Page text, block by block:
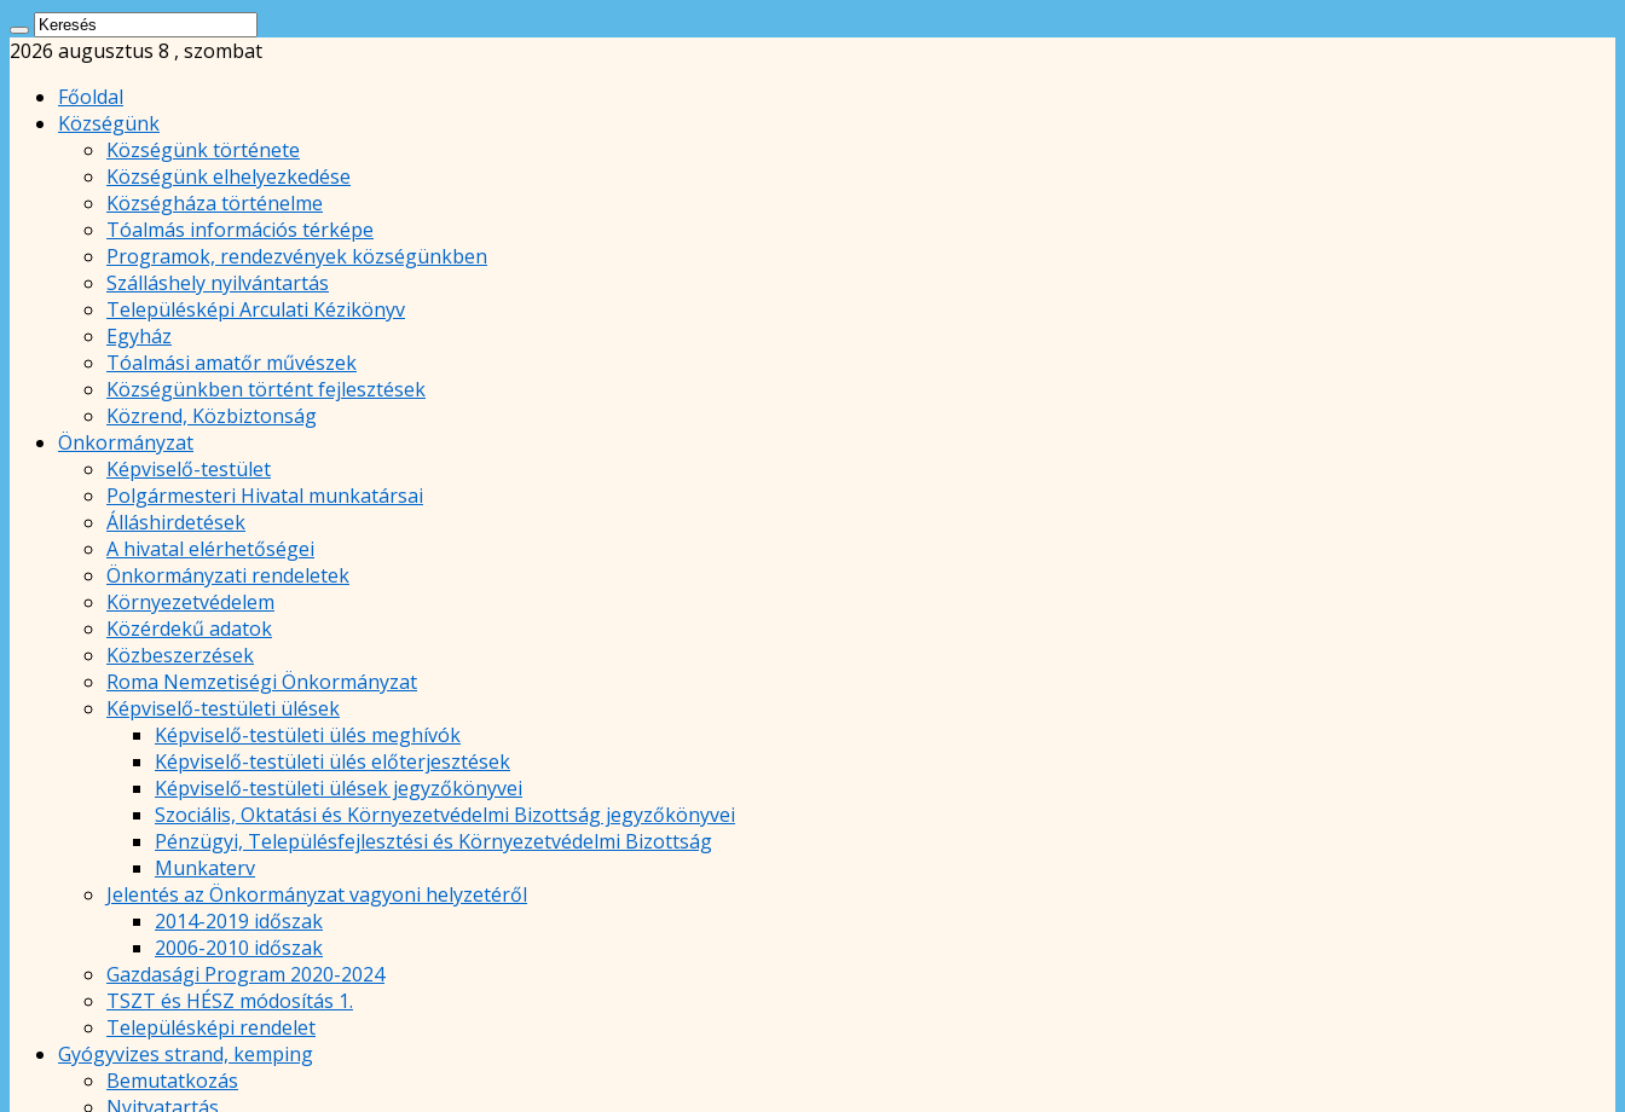
2026 augusztus 8 , szombat
Főoldal
Községünk
Községünk története
Községünk elhelyezkedése
Községháza történelme
Tóalmás információs térképe
Programok, rendezvények községünkben
Szálláshely nyilvántartás
Településképi Arculati Kézikönyv
Egyház
Tóalmási amatőr művészek
Községünkben történt fejlesztések
Közrend, Közbiztonság
Önkormányzat
Képviselő-testület
Polgármesteri Hivatal munkatársai
Álláshirdetések
A hivatal elérhetőségei
Önkormányzati rendeletek
Környezetvédelem
Közérdekű adatok
Közbeszerzések
Roma Nemzetiségi Önkormányzat
Képviselő-testületi ülések
Képviselő-testületi ülés meghívók
Képviselő-testületi ülés előterjesztések
Képviselő-testületi ülések jegyzőkönyvei
Szociális, Oktatási és Környezetvédelmi Bizottság jegyzőkönyvei
Pénzügyi, Településfejlesztési és Környezetvédelmi Bizottság
Munkaterv
Jelentés az Önkormányzat vagyoni helyzetéről
2014-2019 időszak
2006-2010 időszak
Gazdasági Program 2020-2024
TSZT és HÉSZ módosítás 1.
Településképi rendelet
Gyógyvizes strand, kemping
Bemutatkozás